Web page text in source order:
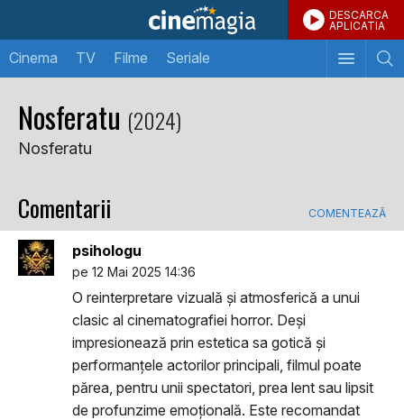
DESCARCA
APLICATIA
Cinema TV Filme Seriale
Nosferatu (2024)
Nosferatu
Comentarii COMENTEAZĂ
psihologu
pe 12 Mai 2025 14:36
O reinterpretare vizuală și atmosferică a unui
clasic al cinematografiei horror. Deși
impresionează prin estetica sa gotică și
performanțele actorilor principali, filmul poate
părea, pentru unii spectatori, prea lent sau lipsit
de profunzime emoțională. Este recomandat